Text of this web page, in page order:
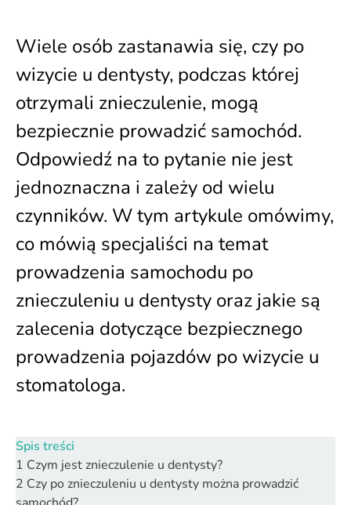
Wiele osób zastanawia się, czy po
wizycie u dentysty, podczas której
otrzymali znieczulenie, mogą
bezpiecznie prowadzić samochód.
Odpowiedź na to pytanie nie jest
jednoznaczna i zależy od wielu
czynników. W tym artykule omówimy,
co mówią specjaliści na temat
prowadzenia samochodu po
znieczuleniu u dentysty oraz jakie są
zalecenia dotyczące bezpiecznego
prowadzenia pojazdów po wizycie u
stomatologa.
Spis treści
1 Czym jest znieczulenie u dentysty?
2 Czy po znieczuleniu u dentysty można prowadzić